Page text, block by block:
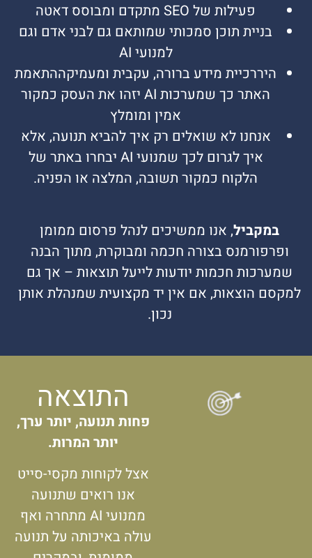
פעילות של SEO מתקדם ומבוסס דאטה
בניית תוכן סמכותי שמותאם גם לבני אדם וגם
למנועי AI
היררכיית מידע ברורה, עקבית ומעמיקההתאמת
האתר כך שמערכות AI יזהו את העסק כמקור
אמין ומומלץ
אנחנו לא שואלים רק איך להביא תנועה, אלא
איך לגרום לכך שמנועי AI יבחרו באתר של
הלקוח כמקור תשובה, המלצה או הפניה.
במקביל, אנו ממשיכים לנהל פרסום ממומן
ופרפורמנס בצורה חכמה ומבוקרת, מתוך הבנה
שמערכות חכמות יודעות לייעל תוצאות – אך גם
למקסם הוצאות, אם אין יד מקצועית שמנהלת אותן
נכון.
התוצאה
פחות תנועה, יותר ערך,
יותר המרות.
אצל לקוחות מקסי-סייט
אנו רואים שתנועה
ממנועי AI מתחרה ואף
עולה באיכותה על תנועה